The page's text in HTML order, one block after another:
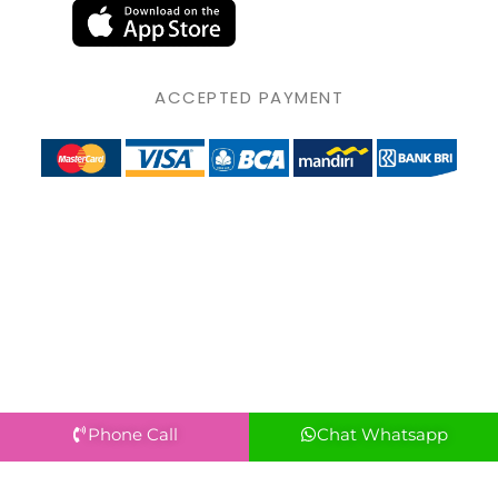
ACCEPTED PAYMENT
Phone Call Chat Whatsapp